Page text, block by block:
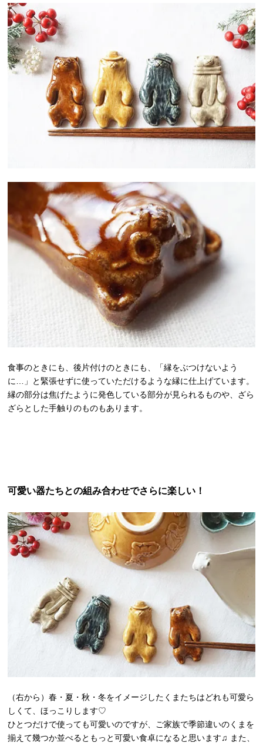
食事のときにも、後片付けのときにも、「縁をぶつけないよう
に…」と緊張せずに使っていただけるような縁に仕上げています。
縁の部分は焦げたように発色している部分が見られるものや、ざら
ざらとした手触りのものもあります。
可愛い器たちとの組み合わせでさらに楽しい！
（右から）春・夏・秋・冬をイメージしたくまたちはどれも可愛ら
しくて、ほっこりします♡
ひとつだけで使っても可愛いのですが、ご家族で季節違いのくまを
揃えて幾つか並べるともっと可愛い食卓になると思います♫ また、